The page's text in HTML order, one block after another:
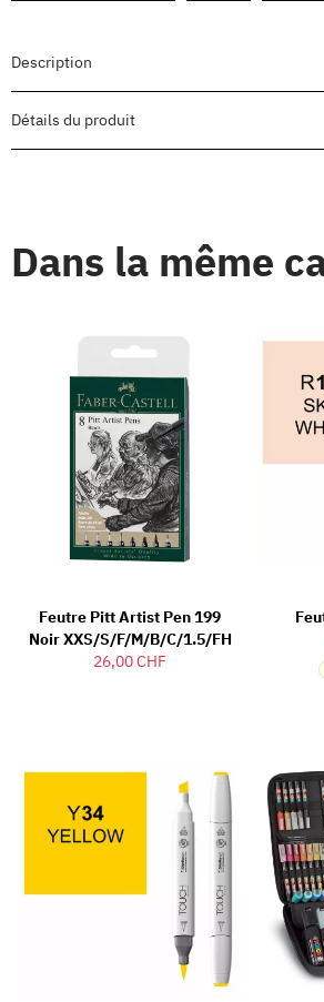
Description
Détails du produit
Dans la même
Feutre Pitt Artist Pen 199
Noir XXS/S/F/M/B/C/1.5/FH
26,00 CHF